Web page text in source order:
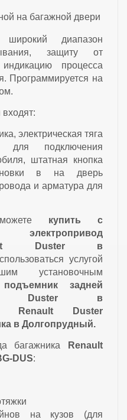
на багажной двери
широкий диапазон
защиту от
процесса
Программируется на
входят:
электрическая тяга
подключения
штатная кнопка
в на дверь
и арматура для
купить с
Duster в
услугой
установочным
задней
Duster в
Renault Duster
в Долгопрудный.
багажника
Renault
DUS:
на кузов (для